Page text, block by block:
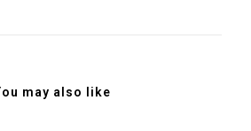
may also like